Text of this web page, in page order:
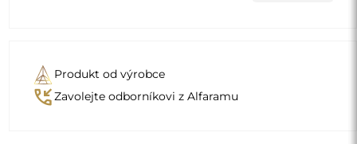
Tyto produkty nelze vrátit ani vyměnit.